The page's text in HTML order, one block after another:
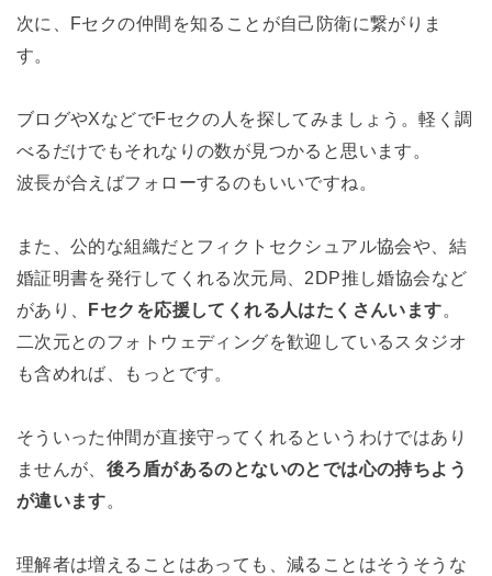
次に、Fセクの仲間を知ることが自己防衛に繋がりま
す。
ブログやXなどでFセクの人を探してみましょう。軽く調
べるだけでもそれなりの数が見つかると思います。
波長が合えばフォローするのもいいですね。
また、公的な組織だとフィクトセクシュアル協会や、結
婚証明書を発行してくれる次元局、2DP推し婚協会など
があり、 Fセクを応援してくれる人はたくさんいます。
二次元とのフォトウェディングを歓迎しているスタジオ
も含めれば、もっとです。
そういった仲間が直接守ってくれるというわけではあり
ませんが、 後ろ盾があるのとないのとでは心の持ちよう
が違います。
理解者は増えることはあっても、減ることはそうそうな